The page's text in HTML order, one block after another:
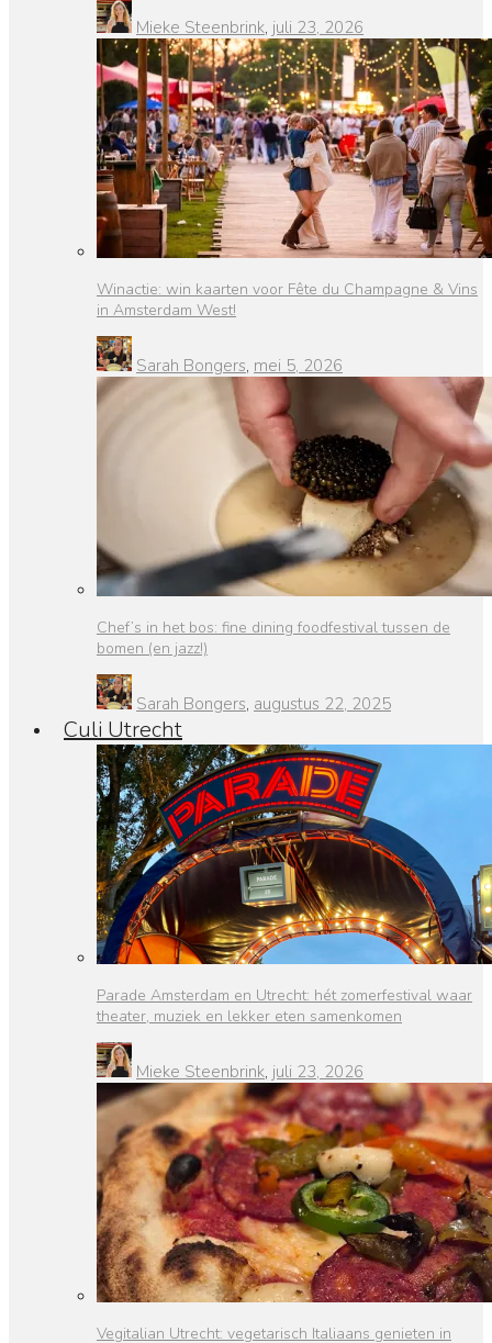
Mieke Steenbrink, juli 23, 2026
Winactie: win kaarten voor Fête du Champagne & Vins
in Amsterdam West!
Sarah Bongers, mei 5, 2026
Chef’s in het bos: fine dining foodfestival tussen de
bomen (en jazz!)
Sarah Bongers, augustus 22, 2025
Culi Utrecht
Parade Amsterdam en Utrecht: hét zomerfestival waar
theater, muziek en lekker eten samenkomen
Mieke Steenbrink, juli 23, 2026
Vegitalian Utrecht: vegetarisch Italiaans genieten in